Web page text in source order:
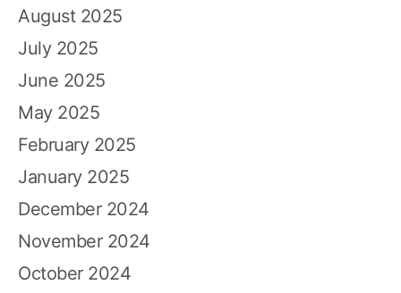
August 2025
July 2025
June 2025
May 2025
February 2025
January 2025
December 2024
November 2024
October 2024